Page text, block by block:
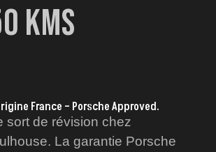
KMS
France – Porsche Approved.
sort de révision chez
La garantie Porsche